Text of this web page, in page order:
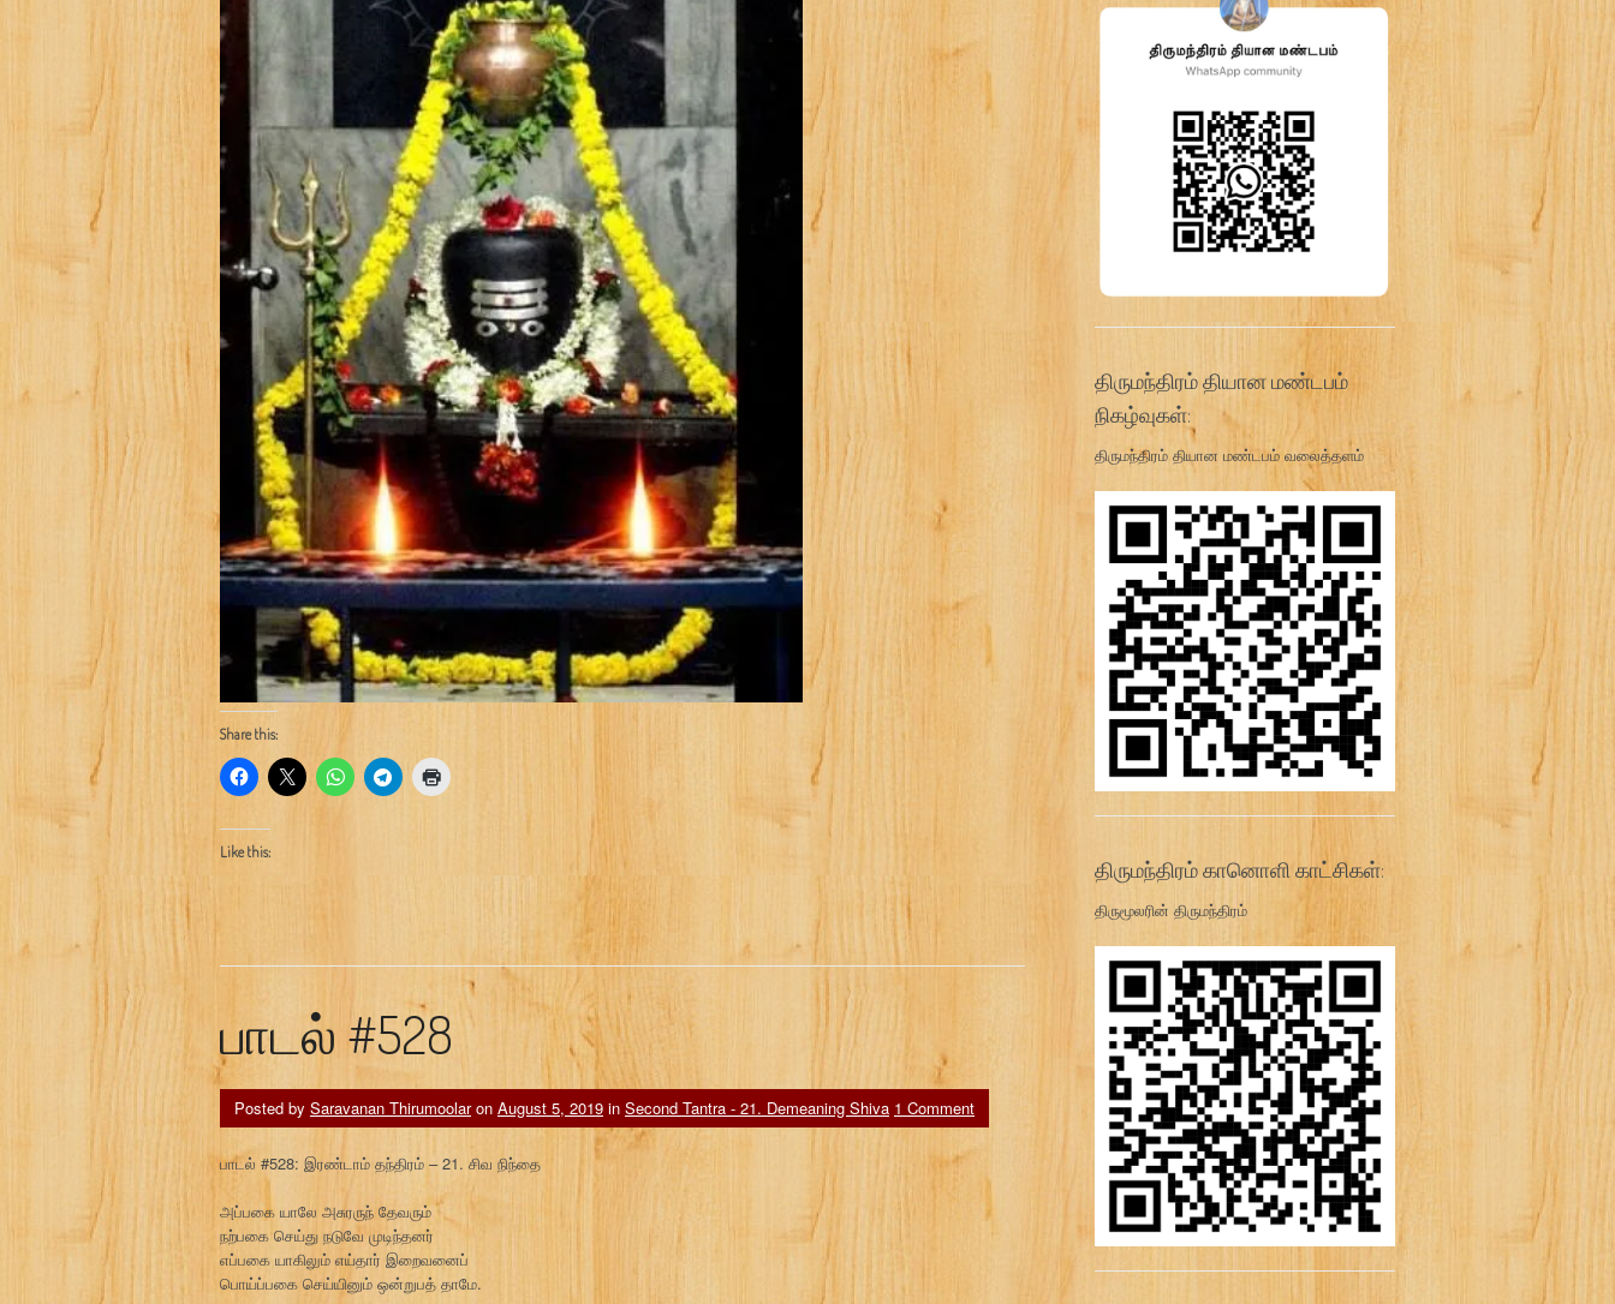
Share this:
Like this:
பாடல் #528
Posted by Saravanan Thirumoolaron August 5, 2019 in Second Tantra - 21. Demeaning Shiva 1 Comment
பாடல் #528: இரண்டாம் தந்திரம் – 21. சிவ நிந்தை
அப்பகை யாலே அசுரருந் தேவரும்
நற்பகை செய்து நடுவே முடிந்தனர்
எப்பகை யாகிலும் எய்தார் இறைவனைப்
பொய்ப்பகை செய்யினும் ஒன்றுபத் தாமே.
திருமந்திரம் தியான மண்டபம்
நிகழ்வுகள்:
திருமந்திரம் தியான மண்டபம் வலைத்தளம்
திருமந்திரம் கானொளி காட்சிகள்:
திருமூலரின் திருமந்திரம்